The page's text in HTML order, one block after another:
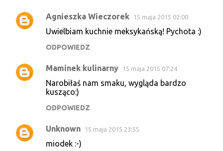
Agnieszka Wieczorek 15 maja 2015 02:00
Uwielbiam kuchnie meksykańską! Pychota :)
ODPOWIEDZ
Maminek kulinarny 15 maja 2015 07:24
Narobiłaś nam smaku, wygląda bardzo
kusząco:)
ODPOWIEDZ
Unknown 15 maja 2015 23:55
miodek :-)